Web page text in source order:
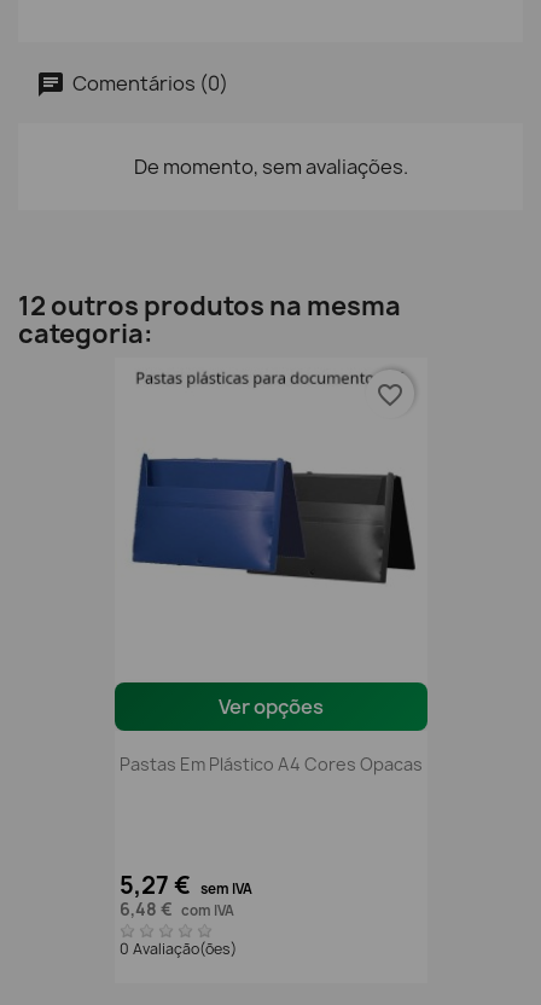
Comentários (0)
De momento, sem avaliações.
12 outros produtos na mesma
categoria:
Ver opções
Pastas Em Plástico A4 Cores Opacas
5,27 € sem IVA
6,48 € com IVA
0 Avaliação(ões)
favorite_border